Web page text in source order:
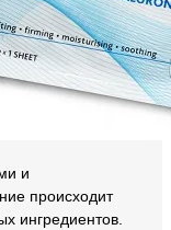
и
происходит
ингредиентов.